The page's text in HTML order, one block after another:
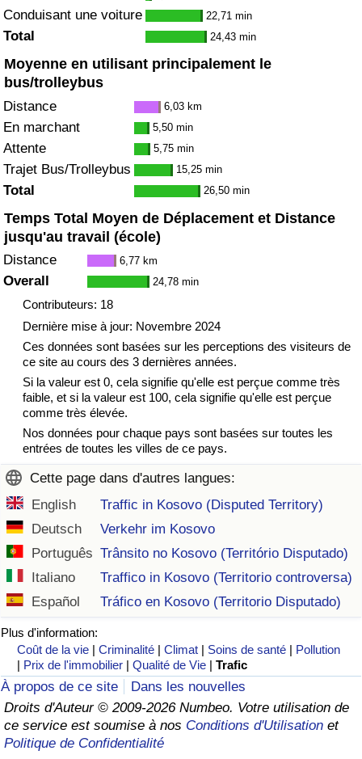
Conduisant une voiture 22,71 min
Total 24,43 min
Moyenne en utilisant principalement le
bus/trolleybus
Distance 6,03 km
En marchant 5,50 min
Attente 5,75 min
Trajet Bus/Trolleybus 15,25 min
Total 26,50 min
Temps Total Moyen de Déplacement et Distance
jusqu'au travail (école)
Distance 6,77 km
Overall 24,78 min
Contributeurs: 18
Dernière mise à jour: Novembre 2024
Ces données sont basées sur les perceptions des visiteurs de
ce site au cours des 3 dernières années.
Si la valeur est 0, cela signifie qu'elle est perçue comme très
faible, et si la valeur est 100, cela signifie qu'elle est perçue
comme très élevée.
Nos données pour chaque pays sont basées sur toutes les
entrées de toutes les villes de ce pays.
Cette page dans d'autres langues:
English
Traffic in Kosovo (Disputed Territory)
Deutsch
Verkehr im Kosovo
Português Trânsito no Kosovo (Território Disputado)
Italiano
Traffico in Kosovo (Territorio controversa)
Español
Tráfico en Kosovo (Territorio Disputado)
Plus d'information:
Coût de la vie
|Criminalité |Climat Soins de santé
Pollution
Prix de l'immobilier |Qualité de Vie |Trafic
À propos de ce site
Dans les nouvelles
Droits d'Auteur © 2009-2026 Numbeo. Votre utilisation de
ce service est soumise à nos Conditions d'Utilisation et
Politique de Confidentialité